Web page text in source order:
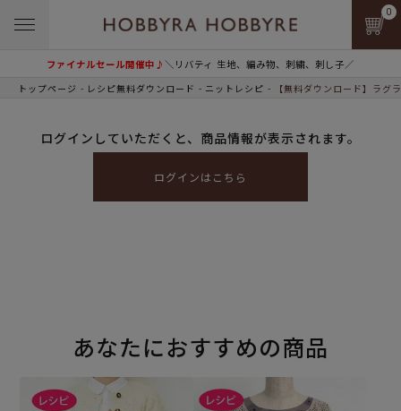
ファイナルセール開催中♪＼リバティ 生地、編み物、刺繍、刺し子／
0
トップページ レシピ無料ダウンロード ニットレシピ 【無料ダウンロード】ラグ
ログインしていただくと、商品情報が表示されます。
ログインはこちら
あなたにおすすめの商品